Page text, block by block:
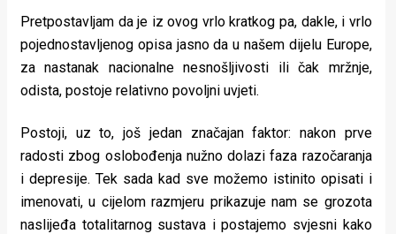
Pretpostavljam da je iz ovog vrlo kratkog pa, dakle, i vrlo
pojednostavljenog opisa jasno da u našem dijelu Europe,
za nastanak nacionalne nesnošljivosti ili čak mržnje,
odista, postoje relativno povoljni uvjeti.
Postoji, uz to, još jedan značajan faktor: nakon prve
radosti zbog oslobođenja nužno dolazi faza razočaranja
i depresije. Tek sada kad sve možemo istinito opisati i
imenovati, u cijelom razmjeru prikazuje nam se grozota
naslijeđa totalitarnog sustava i postajemo svjesni kako